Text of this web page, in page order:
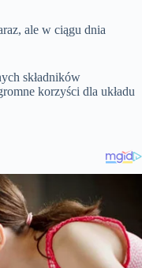
ale w ciągu dnia
składników
korzyści dla układu